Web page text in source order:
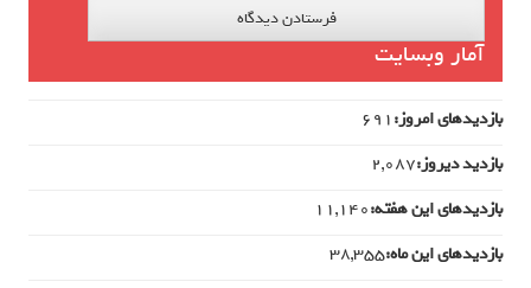
آمار وبسایت
بازدیدهای امروز:691
بازدید دیروز:2,087
بازدیدهای این هفته:11,140
بازدیدهای این ماه:38,355